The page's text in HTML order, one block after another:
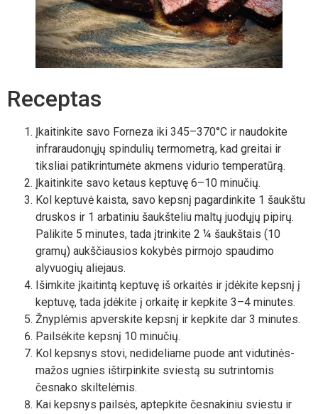
Receptas
Įkaitinkite savo Forneza iki 345–370°C ir naudokite
infraraudonųjų spindulių termometrą, kad greitai ir
tiksliai patikrintumėte akmens vidurio temperatūrą.
Įkaitinkite savo ketaus keptuvę 6–10 minučių.
Kol keptuvė kaista, savo kepsnį pagardinkite 1 šaukštu
druskos ir 1 arbatiniu šaukšteliu maltų juodųjų pipirų.
Palikite 5 minutes, tada įtrinkite 2 ¼ šaukštais (10
gramų) aukščiausios kokybės pirmojo spaudimo
alyvuogių aliejaus.
Išimkite įkaitintą keptuvę iš orkaitės ir įdėkite kepsnį į
keptuvę, tada įdėkite į orkaitę ir kepkite 3–4 minutes.
Žnyplėmis apverskite kepsnį ir kepkite dar 3 minutes.
Pailsėkite kepsnį 10 minučių.
Kol kepsnys stovi, nedideliame puode ant vidutinės-
mažos ugnies ištirpinkite sviestą su sutrintomis
česnako skiltelėmis.
Kai kepsnys pailsės, aptepkite česnakiniu sviestu ir